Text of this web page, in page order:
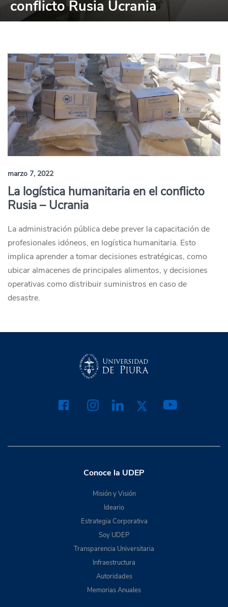
conflicto Rusia Ucrania
marzo 7, 2022
La logística humanitaria en el conflicto
Rusia – Ucrania
La administración pública debe prever la capacitación de
profesionales idóneos, en logística humanitaria. Esto
implica aprender a tomar decisiones estratégicas, como
ubicar almacenes de principales alimentos, y decisiones
operativas como distribuir suministros en caso de
desastre.
Conoce la UDEP
Misión y Visión
Ideario
Estrategia Corporativa
Soy UDEP
Transparencia Universitaria
Infraestructura
Autoridades
Memorias Anuales